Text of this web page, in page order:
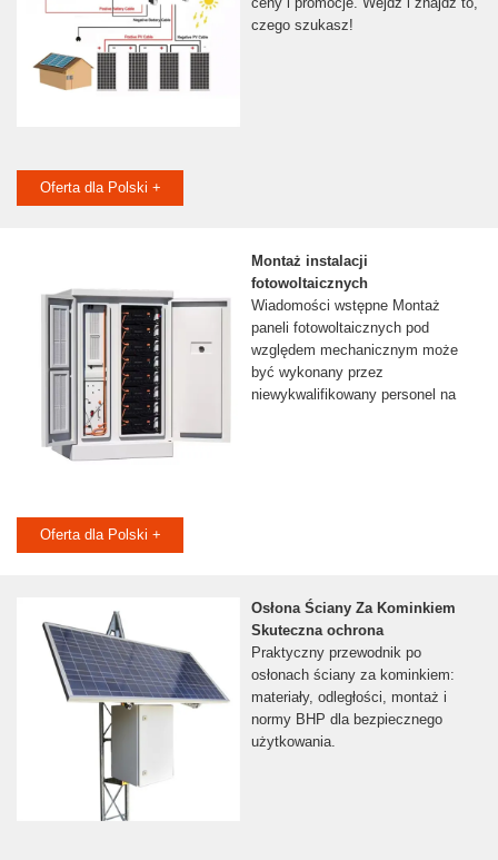
czego szukasz!
Oferta dla Polski +
Montaż instalacji
fotowoltaicznych
Wiadomości wstępne Montaż
paneli fotowoltaicznych pod
względem mechanicznym może
być wykonany przez
niewykwalifikowany personel na
Oferta dla Polski +
Osłona Ściany Za Kominkiem
Skuteczna ochrona
Praktyczny przewodnik po
osłonach ściany za kominkiem:
materiały, odległości, montaż i
normy BHP dla bezpiecznego
użytkowania.